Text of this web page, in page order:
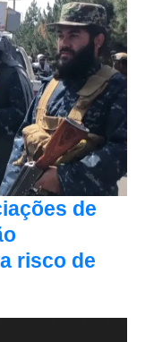
de
risco de